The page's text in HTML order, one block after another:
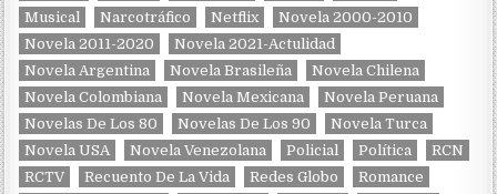
Musical Narcotráfico Netflix
Novela 2000-2010
Novela 2011-2020
Novela 2021-Actulidad
Novela Argentina
Novela Brasileña
Novela Chilena
Novela Colombiana
Novela Mexicana
Novela Peruana
Novelas De Los 80
Novelas De Los 90
Novela Turca
Novela USA
Novela Venezolana Policial Política
RCN
RCTV
Recuento De La Vida Redes Globo
Romance